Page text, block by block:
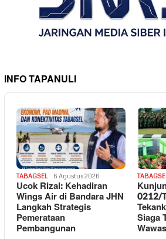
INFO TAPANULI
TABAGSEL 6 Agustus 2026
Ucok Rizal: Kehadiran
Wings Air di Bandara JHN
Langkah Strategis
Pemerataan
Pembangunan
0212/
Siaga